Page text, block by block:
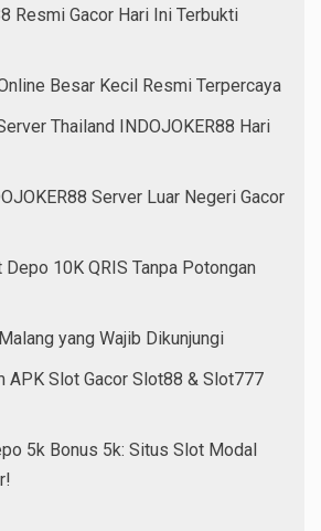
Resmi Gacor Hari Ini Terbukti
Besar Kecil Resmi Terpercaya
Thailand INDOJOKER88 Hari
Server Luar Negeri Gacor
10K QRIS Tanpa Potongan
yang Wajib Dikunjungi
APK Slot Gacor Slot88 & Slot777
5k Bonus 5k: Situs Slot Modal